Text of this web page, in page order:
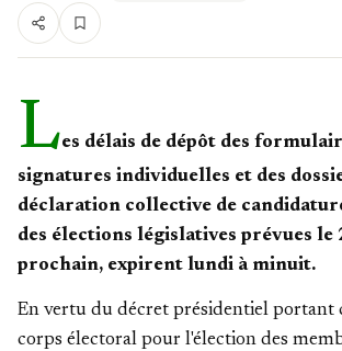
Les délais de dépôt des
signatures individuelles et des
déclaration collective de
des élections législatives prévues
prochain, expirent lundi à minuit.
En vertu du décret présidentiel portant
corps électoral pour l'élection des